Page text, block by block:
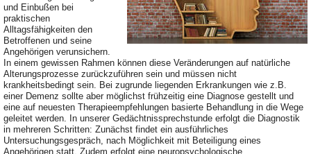
und Einbußen bei
praktischen
Alltagsfähigkeiten den
Betroffenen und seine
Angehörigen verunsichern.
In einem gewissen Rahmen können diese Veränderungen auf natürliche
Alterungsprozesse zurückzuführen sein und müssen nicht
krankheitsbedingt sein. Bei zugrunde liegenden Erkrankungen wie z.B.
einer Demenz sollte aber möglichst frühzeitig eine Diagnose gestellt und
eine auf neuesten Therapieempfehlungen basierte Behandlung in die Wege
geleitet werden. In unserer Gedächtnissprechstunde erfolgt die Diagnostik
in mehreren Schritten: Zunächst findet ein ausführliches
Untersuchungsgespräch, nach Möglichkeit mit Beteiligung eines
Angehörigen statt. Zudem erfolgt eine neuropsychologische